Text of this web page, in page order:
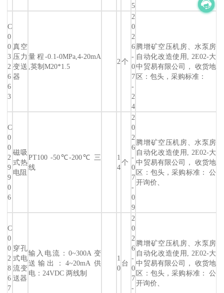
5
C
0
0
3
2
6
6
3
真空
压力
变送
器
量程-0.1-0MPa,4-20mA
,英制M20*1.5
2个
2
0
2
6
-
0
7
-
2
4
腾增矿空压机房、水泵房
自动化改造使用, 2E02-大
中贸易有限公司， 收货地
区：包头，采购标准：
C
0
0
2
9
9
0
6
磁吸
式热
电阻
PT100 -50℃-200℃ 三
线
1
4
个
2
0
2
6
-
0
7
-
0
9
腾增矿空压机房、水泵房
自动化改造使用, 2E02-大
中贸易有限公司， 收货地
区：包头，采购标准： 公
开询价、
C
0
0
2
8
6
7
穿孔
式电
流变
送器
输入电流：0~300A 变
送输出：4~20mA 供
电：24VDC 两线制
1
0
台
2
0
2
6
-
0
7
-
腾增矿空压机房、水泵房
自动化改造使用, 2E02-大
中贸易有限公司， 收货地
区：包头，采购标准： 公
开询价、